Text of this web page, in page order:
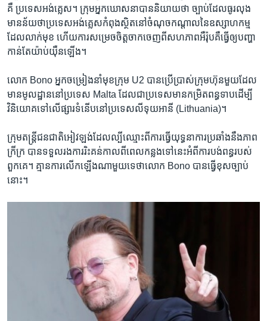
គឺ​ ប្រទេស​អង់គ្លេស។ ក្រុម​អ្នក​ឃោសនា​បាន​និយាយ​ថា​ ច្បាប់​ដែល​ធូរលុង​
មាន​ន័យ​ថា​ប្រទេស​អង់គ្លេស​កំពុង​ស្ថិត​នៅ​ចំណុច​កណ្តាល​នៃ​ឧស្សាហកម្ម​
ដែល​លាក់​មុខ ហើយ​ការ​សម្រេច​ចិត្ត​ចាកចេញ​ពី​សហភាព​អឺរ៉ុប​គឺ​ធ្វើ​ឲ្យ​បញ្ហា​
កាន់​តែ​យ៉ាប់​យ៉ឺន​ឡើង។​
​លោក​ Bono ​អ្នក​ចម្រៀង​នាំ​មុខ​ក្រុម​ U2​ បាន​ប្រើ​ប្រាស់​ក្រុមហ៊ុន​មួយ​ដែល​
មាន​មូល​ដ្ឋាន​នៅ​ប្រទេស​ Malta​ ដែល​ជា​ប្រទេស​មាន​កម្រិត​ពន្ធ​ទាប​ដើម្បី​
វិនិយោគ​ទៅ​លើ​ផ្សារ​ទំនើប​នៅ​ប្រទេស​លីទុយអានី (Lithuania)។
ក្រុម​តន្ត្រី​ជន​ជាតិ​អៀវឡង់​ដែល​ល្បី​ឈ្មោះ​ពី​ការ​ធ្វើ​យុទ្ធនាការ​ប្រឆាំង​នឹង​ភាព​
ក្រីក្រ​ បាន​ទទួល​រង​ការ​រិះគន់​កាល​ពី​ពេល​កន្លង​ទៅ​នេះអំ​ពី​ការ​បង់​ពន្ធ​របស់​
ពួក​គេ។ គ្មាន​ការ​លើក​ឡើង​ណា​មួយ​ទេ​ថា​លោក Bono​ បាន​ធ្វើ​ខុស​ច្បាប់​
នោះ។